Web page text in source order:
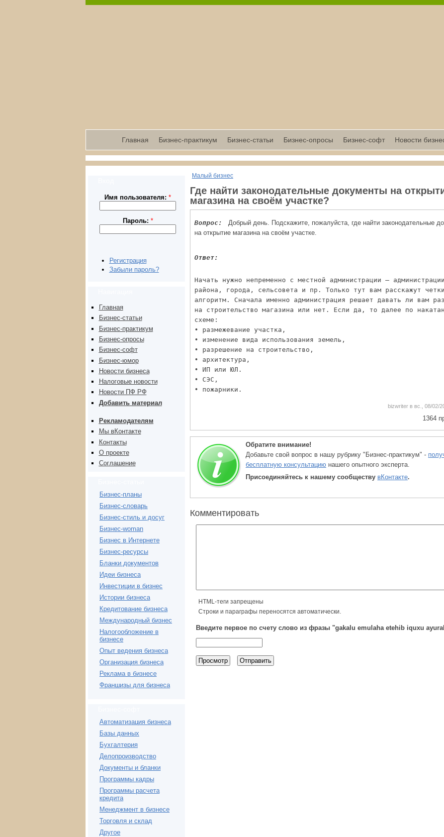
Главная Бизнес-практикум Бизнес-статьи Бизнес-опросы Бизнес-софт Новости
Имя пользователя: *
Пароль: *
Регистрация
Забыли пароль?
Главная
Бизнес-статьи
Бизнес-практикум
Бизнес-опросы
Бизнес-софт
Бизнес-юмор
Новости бизнеса
Налоговые новости
Новости ПФ РФ
Добавить материал
Рекламодателям
Мы вКонтакте
Контакты
О проекте
Соглашение
Бизнес-планы
Бизнес-словарь
Бизнес-стиль и досуг
Бизнес-woman
Бизнес в Интернете
Бизнес-ресурсы
Бланки документов
Идеи бизнеса
Инвестиции в бизнес
Истории бизнеса
Кредитование бизнеса
Международный бизнес
Налогообложение в
бизнесе
Опыт ведения бизнеса
Организация бизнеса
Реклама в бизнесе
Франшизы для бизнеса
Автоматизация бизнеса
Базы данных
Бухгалтерия
Делопроизводство
Документы и бланки
Программы кадры
Программы расчета
кредита
Менеджмент в бизнесе
Торговля и склад
Другое
Малый бизнес
Где найти законодательные документы на
магазина на своём участке?
Вопрос:
Добрый день. Подскажите, пожалуйста, где найти законодательные
на открытие магазина на своём участке.
Ответ:
Начать нужно непременно с местной администрации – администрации
района, города, сельсовета и пр. Только тут вам расскажут
алгоритм. Сначала именно администрация решает давать ли вам
на строительство магазина или нет. Если да, то далее по
схеме:
• размежевание участка,
• изменение вида использования земель,
• разрешение на строительство,
• архитектура,
• ИП или ЮЛ.
• СЭС,
• пожарники.
bizwriter в вс., 08/02/
1364
Обратите внимание!
Добавьте свой вопрос в нашу рубрику "Бизнес-практикум" -
бесплатную консультацию нашего опытного эксперта.
Присоединяйтесь к нашему сообществу вКонтакте.
Комментировать
HTML-теги запрещены
Строки и параграфы переносятся автоматически.
Введите первое по счету слово из фразы "gakalu emulaha etehib iquxu